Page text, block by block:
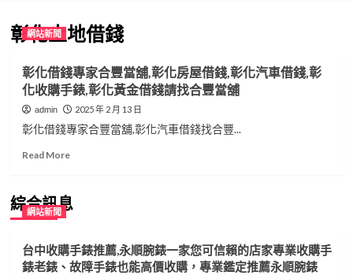
彰化土地借錢
網站新聞
彰化借錢專家合豐當舖,彰化房屋借錢,彰化汽車借錢,彰
化收購手錶,彰化黃金借錢請找合豐當舖
admin 2025 年 2 月 13 日
彰化借錢專家合豐當舖,彰化汽車借錢找合豐...
Read MoreRead
彰
化
錢
專
家
綜合訊息
網站新聞
台中收購手錶推薦,永順腕錶一家您可信賴的店家專業收購手
錶老錶、故障手錶也能高價收購，專業鑑定推薦永順腕錶